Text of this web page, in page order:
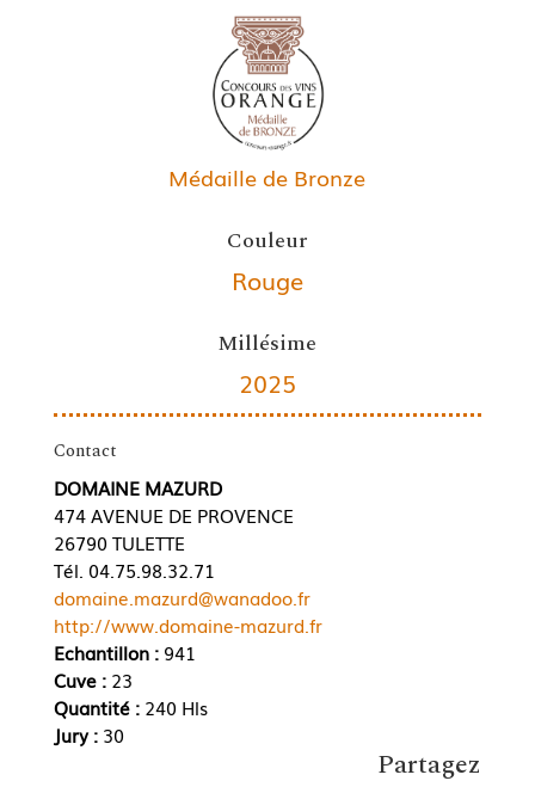
Médaille de Bronze
Couleur
Rouge
Millésime
2025
Contact
DOMAINE MAZURD
474 AVENUE DE PROVENCE
26790 TULETTE
Tél. 04.75.98.32.71
domaine.mazurd@wanadoo.fr
http://www.domaine-mazurd.fr
Echantillon :941
Cuve : 23
Quantité : 240 Hls
Jury : 30
Partagez